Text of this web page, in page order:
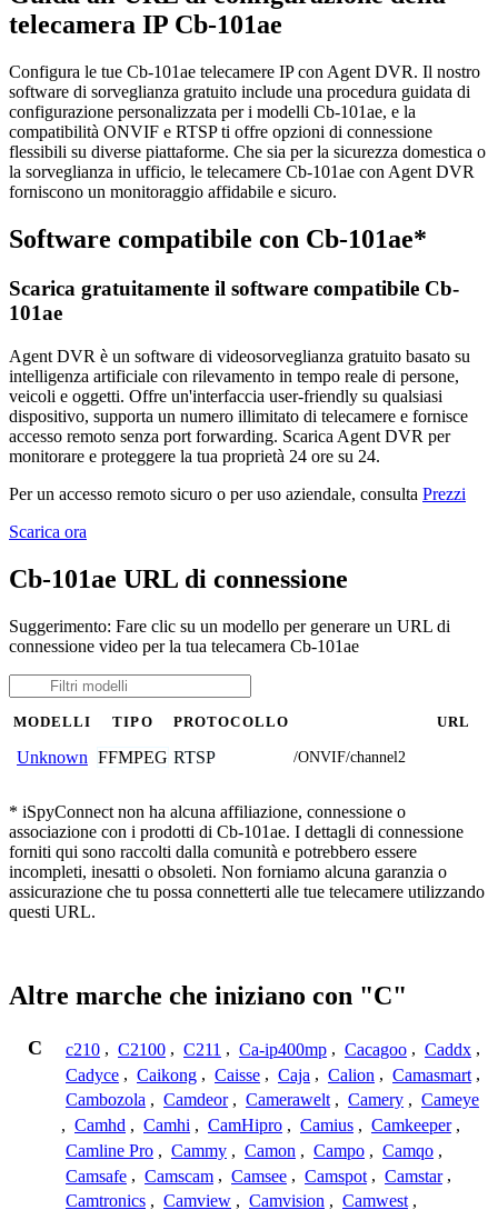
telecamera IP Cb-101ae
Configura le tue Cb-101ae telecamere IP con Agent DVR. Il nostro
software di sorveglianza gratuito include una procedura guidata di
configurazione personalizzata per i modelli Cb-101ae, e la
compatibilità ONVIF e RTSP ti offre opzioni di connessione
flessibili su diverse piattaforme. Che sia per la sicurezza domestica o
la sorveglianza in ufficio, le telecamere Cb-101ae con Agent DVR
forniscono un monitoraggio affidabile e sicuro.
Software compatibile con Cb-101ae*
Scarica gratuitamente il software compatibile Cb-
101ae
Agent DVR è un software di videosorveglianza gratuito basato su
intelligenza artificiale con rilevamento in tempo reale di persone,
veicoli e oggetti. Offre un'interfaccia user-friendly su qualsiasi
dispositivo, supporta un numero illimitato di telecamere e fornisce
accesso remoto senza port forwarding. Scarica Agent DVR per
monitorare e proteggere la tua proprietà 24 ore su 24.
Per un accesso remoto sicuro o per uso aziendale, consulta Prezzi
Scarica ora
Cb-101ae URL di connessione
Suggerimento: Fare clic su un modello per generare un URL di
connessione video per la tua telecamera Cb-101ae
MODELLI TIPO PROTOCOLLO URL
Unknown FFMPEG RTSP /ONVIF/channel2
* iSpyConnect non ha alcuna affiliazione, connessione o
associazione con i prodotti di Cb-101ae. I dettagli di connessione
forniti qui sono raccolti dalla comunità e potrebbero essere
incompleti, inesatti o obsoleti. Non forniamo alcuna garanzia o
assicurazione che tu possa connetterti alle tue telecamere utilizzando
questi URL.
Altre marche che iniziano con "C"
C c210 , C2100 , C211 , Ca-ip400mp , Cacagoo , Caddx ,
Cadyce , Caikong , Caisse , Caja , Calion , Camasmart ,
Cambozola , Camdeor , Camerawelt , Camery , Cameye
, Camhd , Camhi , CamHipro , Camius , Camkeeper ,
Camline Pro , Cammy , Camon , Campo , Camqo ,
Camsafe , Camscam , Camsee , Camspot , Camstar ,
Camtronics , Camview , Camvision , Camwest ,